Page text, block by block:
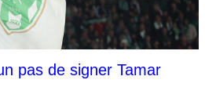
pas de signer Tamar